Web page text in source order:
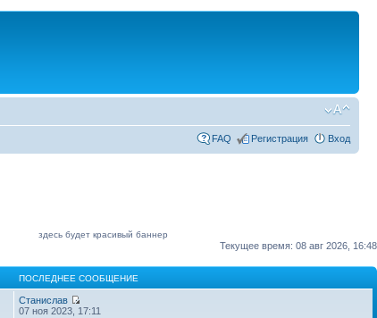
FAQ Регистрация Вход
здесь будет красивый баннер
Текущее время: 08 авг 2026, 16:48
ПОСЛЕДНЕЕ СООБЩЕНИЕ
Станислав
07 ноя 2023, 17:11